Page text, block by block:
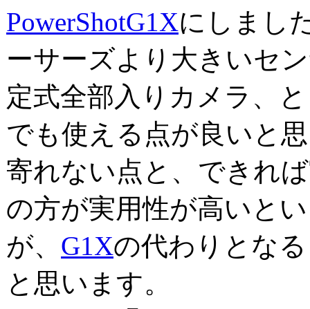
PowerShotG1Xにしまし
ーサーズより大きいセ
定式全部入りカメラ、
でも使える点が良いと
寄れない点と、できれ
の方が実用性が高いと
が、 G1Xの代わりとな
と思います。